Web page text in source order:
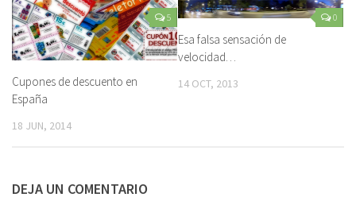
5
Cupones de descuento en
España
18 JUN, 2014
0
Esa falsa sensación de
velocidad…
14 OCT, 2013
DEJA UN COMENTARIO